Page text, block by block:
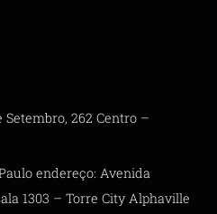
Setembro, 262 Centro –
endereço: Avenida
1303 – Torre City Alphaville